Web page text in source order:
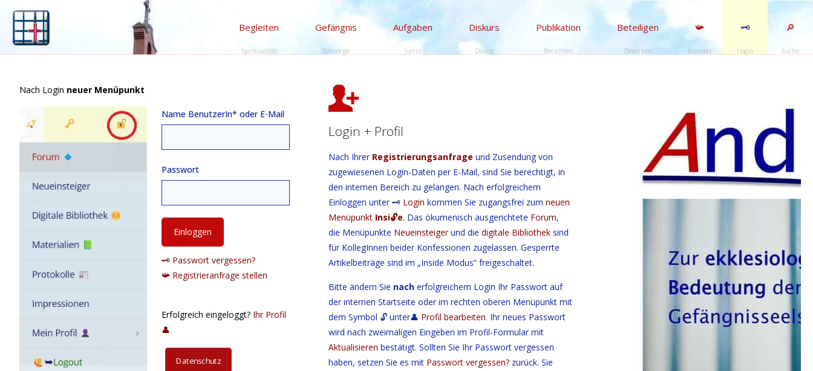
Begleiten
Spiritualität
Gefängnis
Seelsorge
Aufgaben
Justiz
Diskurs
Dialog
Publikation
Berichten
Beteiligen
Bewirken
📯
Kontakt
🗝️
Login
🔎
Suche
Nach Login neuer Menüpunkt
Name BenutzerIn* oder E-Mail
Passwort
🗝️ Passwort vergessen?
📯 Registrieranfrage stellen
Erfolgreich eingeloggt? Ihr Profil
👤
Datenschutz
Login + Profil
Nach Ihrer Registrierungsanfrage und Zusendung von
zugewiesenen Login-Daten per E-Mail, sind Sie berechtigt, in
den internen Bereich zu gelangen. Nach erfolgreichem
Einloggen unter 🗝️ Login kommen Sie zugangsfrei zum neuen
Menüpunkt Insi🔓e. Das ökumenisch ausgerichtete Forum,
die Menüpunkte Neueinsteigerund die digitale Bibliotheksind
für KollegInnen beider Konfessionen zugelassen. Gesperrte
Artikelbeiträge sind im „Inside Modus“ freigeschaltet.
Bitte ändern Sie nacherfolgreichem Login Ihr Passwort auf
der internen Startseite oder im rechten oberen Menüpunkt mit
dem Symbol 🔓 unter👤 Profil bearbeiten. Ihr neues Passwort
wird nach zweimaligen Eingeben im Profil-Formular mit
Aktualisieren bestätigt. Sollten Sie Ihr Passwort vergessen
haben, setzen Sie es mit Passwort vergessen?zurück. Sie